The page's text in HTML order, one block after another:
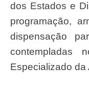
dos Estados e
programação,
dispensação
contempladas
Especializado da